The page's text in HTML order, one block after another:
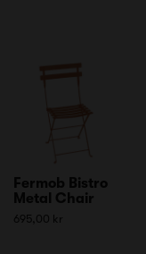
Fermob Bistro
Metal Chair
695,00 kr